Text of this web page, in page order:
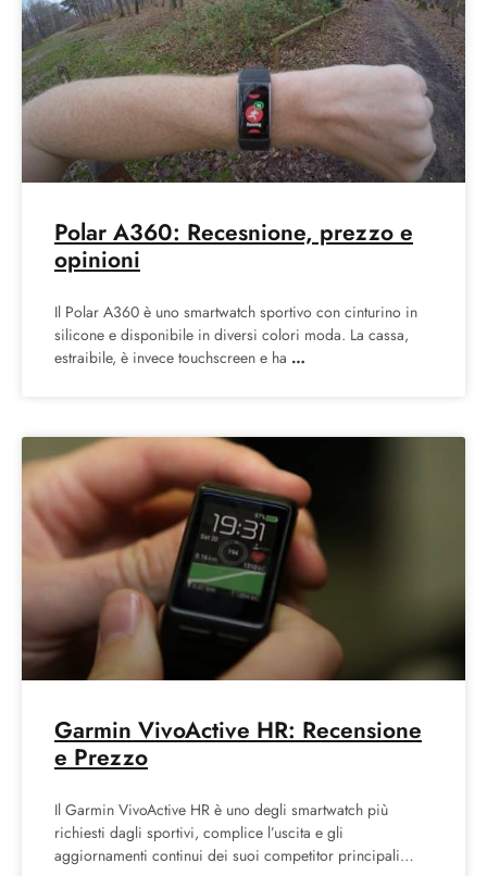
Polar A360: Recesnione, prezzo e
opinioni
Il Polar A360 è uno smartwatch sportivo con cinturino in
silicone e disponibile in diversi colori moda. La cassa,
estraibile, è invece touchscreen e ha
Garmin VivoActive HR: Recensione
e Prezzo
Il Garmin VivoActive HR è uno degli smartwatch più
richiesti dagli sportivi, complice l’uscita e gli
aggiornamenti continui dei suoi competitor principali